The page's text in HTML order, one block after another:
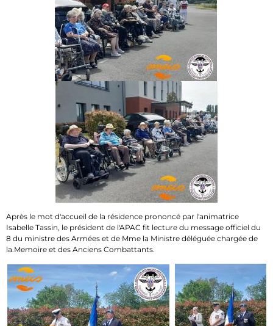
Après le mot d'accueil de la résidence prononcé par l'animatrice
Isabelle Tassin, le président de l'APAC fit lecture du message officiel du
8 du ministre des Armées et de Mme la Ministre déléguée chargée de
la.Memoire et des Anciens Combattants.